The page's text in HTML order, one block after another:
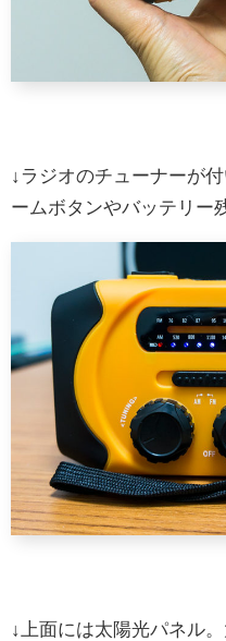
↓ラジオのチューナーが
ームボタンやバッテリー
↓上面には太陽光パネル